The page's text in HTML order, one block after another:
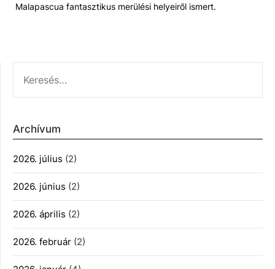
Malapascua fantasztikus merülési helyeiről ismert.
Archívum
2026. július (2)
2026. június (2)
2026. április (2)
2026. február (2)